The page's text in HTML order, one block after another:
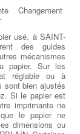
usé. à SAINT-
des guides
mécanismes
papier. Sur les
réglable ou à
sont bien ajustés
Si le papier est
imprimante ne
le papier ne
dimensions ou